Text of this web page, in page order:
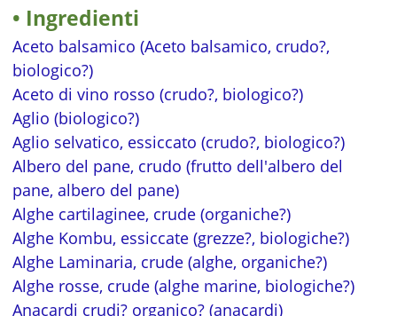
Ingredienti
Aceto balsamico (Aceto balsamico, crudo?,
biologico?)
Aceto di vino rosso (crudo?, biologico?)
Aglio (biologico?)
Aglio selvatico, essiccato (crudo?, biologico?)
Albero del pane, crudo (frutto dell'albero del
pane, albero del pane)
Alghe cartilaginee, crude (organiche?)
Alghe Kombu, essiccate (grezze?, biologiche?)
Alghe Laminaria, crude (alghe, organiche?)
Alghe rosse, crude (alghe marine, biologiche?)
Anacardi crudi? organico? (anacardi)